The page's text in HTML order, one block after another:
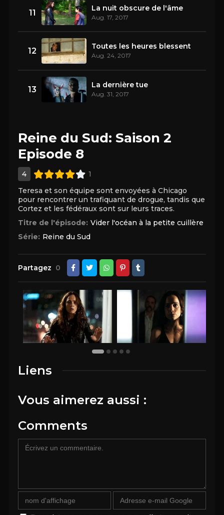
11 La nuit obscure de l'âme
Aug. 17, 2017
12 Toutes les heures blessent
Aug. 24, 2017
13 La dernière tue
Aug. 31, 2017
Reine du Sud: Saison 2
Episode 8
4
1
Teresa et son équipe sont envoyées à Chicago
pour rencontrer un trafiquant de drogue, tandis que
Cortez et les fédéraux sont sur leurs traces.
Titre de l'épisode: Vider l'océan à la petite cuillère
Série: Reine du Sud
Partagez 0
Liens
Vous aimerez aussi :
Comments